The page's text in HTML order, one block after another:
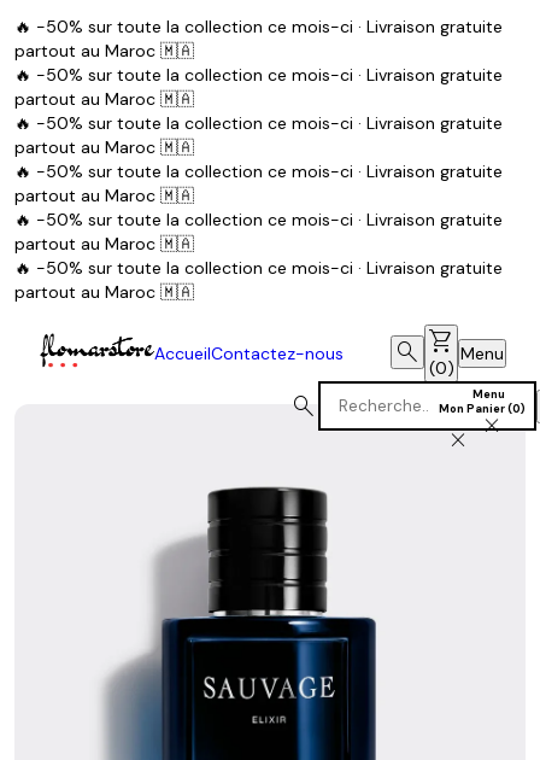
🔥 -50% sur toute la collection ce mois-ci · Livraison gratuite
partout au Maroc 🇲🇦
🔥 -50% sur toute la collection ce mois-ci · Livraison gratuite
partout au Maroc 🇲🇦
🔥 -50% sur toute la collection ce mois-ci · Livraison gratuite
partout au Maroc 🇲🇦
🔥 -50% sur toute la collection ce mois-ci · Livraison gratuite
partout au Maroc 🇲🇦
🔥 -50% sur toute la collection ce mois-ci · Livraison gratuite
partout au Maroc 🇲🇦
🔥 -50% sur toute la collection ce mois-ci · Livraison gratuite
partout au Maroc 🇲🇦
AccueilContactez-nous
search
search
shopping_cart
(0)
Mon Panier(0)
close
Menu
Menu
close